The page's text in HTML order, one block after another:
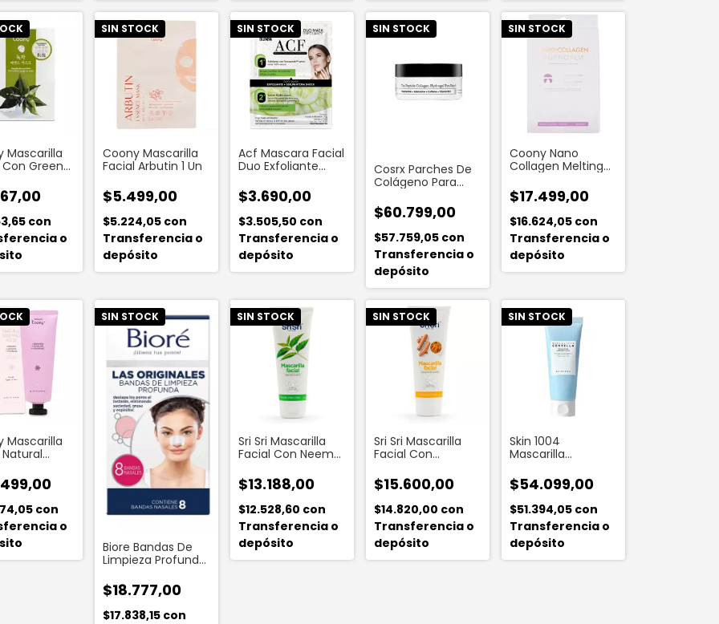
Mascarilla
Green
con
o
SIN STOCK
Coony Mascarilla
Facial Arbutin 1 Un
$5.499,00
$5.224,05 con
Transferencia o
depósito
SIN STOCK
Acf Mascara Facial
Duo Exfoliante
$3.690,00
$3.505,50 con
Transferencia o
depósito
SIN STOCK
Cosrx Parches De
Colágeno Para
Collagen Hydrogel
$60.799,00
$57.759,05 con
Transferencia o
depósito
SIN STOCK
Coony Nano
Collagen Melting
$17.499,00
$16.624,05 con
Transferencia o
depósito
Mascarilla
con
o
SIN STOCK
Biore Bandas De
Limpieza Profunda
Unidades)
$18.777,00
$17.838,15 con
SIN STOCK
Sri Sri Mascarilla
Facial Con Neem
$13.188,00
$12.528,60 con
Transferencia o
depósito
SIN STOCK
Sri Sri Mascarilla
Facial Con
India 100 G
$15.600,00
$14.820,00 con
Transferencia o
depósito
SIN STOCK
Skin 1004
Mascarilla
Secas Hyalu Cica
Sleeping 100 Ml
$54.099,00
$51.394,05 con
Transferencia o
depósito